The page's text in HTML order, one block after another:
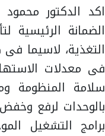
اكد الدكتور
الضمانة الرئيسية
التغذية، لاسيما فى
فى معدلات
سلامة المنظومة
بالوحدات لرفع
برامج التشغيل